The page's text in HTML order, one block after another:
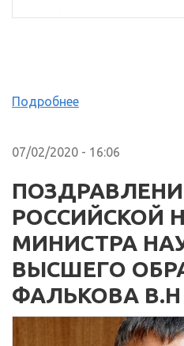
Подробнее
07/02/2020 - 16:06
РОССИЙСКОЙ
МИНИСТРА
ВЫСШЕГО
ФАЛЬКОВА В.Н